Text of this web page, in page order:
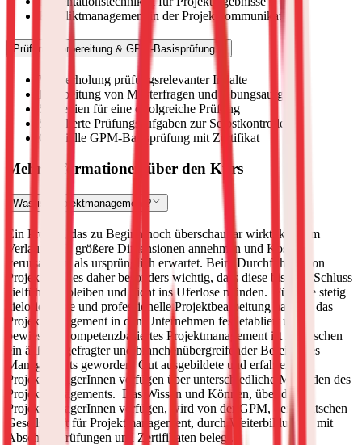
Konfliktmanagement in der Projektkommunikation
Prüfungsvorbereitung & GPM-Basisprüfung
Wiederholung prüfungsrelevanter Inhalte
Bearbeitung von Musterfragen und Übungsaufgaben
Strategien für eine erfolgreiche Prüfung
Simulierte Prüfungsaufgaben zur Selbstkontrolle
Offizielle GPM-Basisprüfung mit Zertifikat
Mehr Informationen über den Kurs
Was ist Projektmanagement?
Ein Projekt, das zu Beginn noch überschaubar wirkt, kann im
Verlauf doch größere Dimensionen annehmen und Kosten
verursachen, als ursprünglich erwartet. Beim Durchführen von
Projekten ist es daher besonders wichtig, dass diese bis zum Schluss
zielführend bleiben und nicht ins Uferlose münden.
Für eine stetig
zielorientierte und professionelle Projektbearbeitung hat sich das
Projektmanagement in den Unternehmen fest etabliert und
bewiesen. Kompetenzbasiertes Projektmanagement ist inzwischen
ein äußerst gefragter und branchenübergreifender Bereich des
Managements geworden. Gut ausgebildete und erfahrene
ProjektmanagerInnen verfügen über unterschiedliche Methoden des
Projektmanagements. Das Wissen und Können, über das
ProjektmanagerInnen verfügen, wird von der GPM, der Deutschen
Gesellschaft für Projektmanagement, durch Weiterbildungen mit
Abschlussprüfungen und Zertifikaten belegt.